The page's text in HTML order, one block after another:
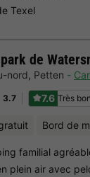
Texel
de
nord, Petten
3.7 7.6 Très bon
Bord de
familial
plein air avec